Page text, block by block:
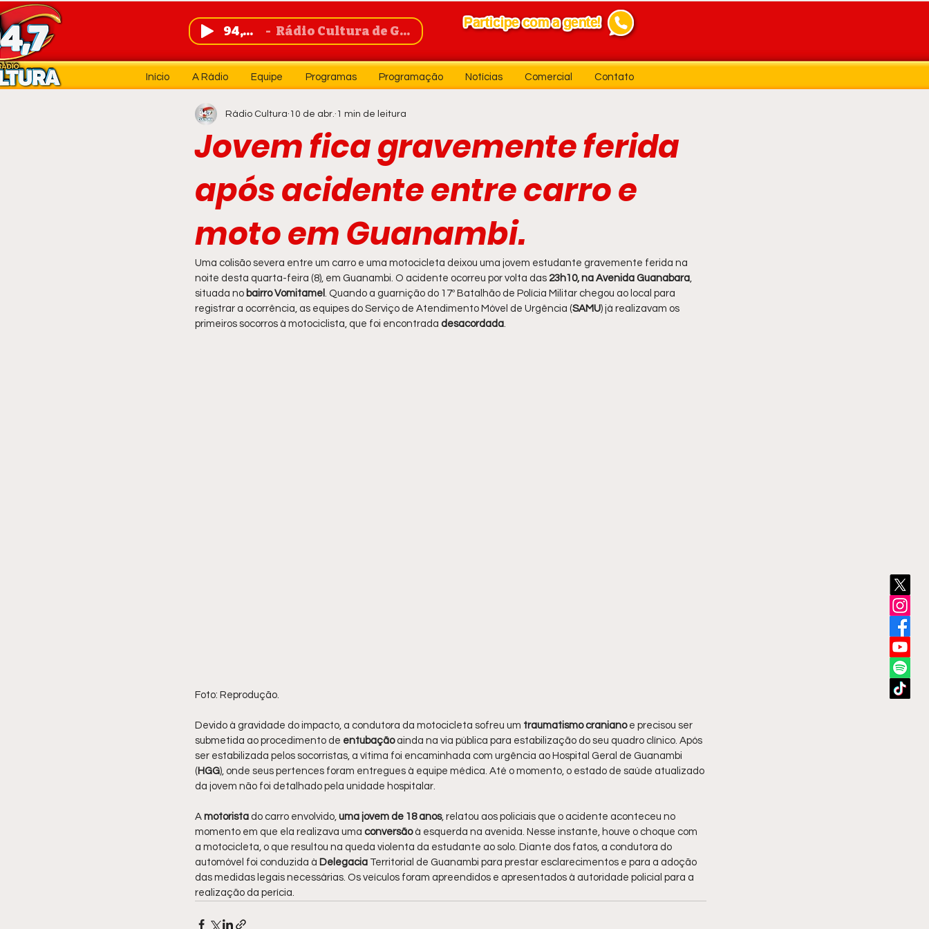
94,7 FM Rádio Cultura de Guanambi
Início A Rádio Equipe Programas Programação Notícias Comercial Contato
Jovem fica gravemente ferida
após acidente entre carro e
moto em Guanambi.
Rádio Cultura 10 de abr. 1 min de leitura
Uma colisão severa entre um carro e uma motocicleta deixou uma jovem estudante gravemente ferida na
noite desta quarta-feira (8), em Guanambi. O acidente ocorreu por volta das 23h10, na Avenida Guanabara,
situada no bairro Vomitamel . Quando a guarnição do 17º Batalhão de Polícia Militar chegou ao local para
registrar a ocorrência, as equipes do Serviço de Atendimento Móvel de Urgência (SAMU) já realizavam os
primeiros socorros à motociclista, que foi encontrada desacordada.
Foto: Reprodução.
Devido à gravidade do impacto, a condutora da motocicleta sofreu um traumatismo craniano e precisou ser
submetida ao procedimento de entubação ainda na via pública para estabilização do seu quadro clínico. Após
ser estabilizada pelos socorristas, a vítima foi encaminhada com urgência ao Hospital Geral de Guanambi
( HGG), onde seus pertences foram entregues à equipe médica. Até o momento, o estado de saúde atualizado
da jovem não foi detalhado pela unidade hospitalar.
A motorista do carro envolvido, uma jovem de 18 anos, relatou aos policiais que o acidente aconteceu no
momento em que ela realizava uma conversão à esquerda na avenida. Nesse instante, houve o choque com
a motocicleta, o que resultou na queda violenta da estudante ao solo. Diante dos fatos, a condutora do
automóvel foi conduzida à Delegacia Territorial de Guanambi para prestar esclarecimentos e para a adoção
das medidas legais necessárias. Os veículos foram apreendidos e apresentados à autoridade policial para a
realização da perícia.